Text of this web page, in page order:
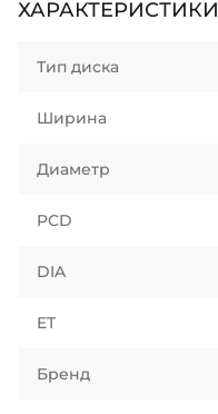
ХАРАКТЕРИСТИКИ
Тип диска
Ширина
Диаметр
PCD
DIA
ET
Бренд